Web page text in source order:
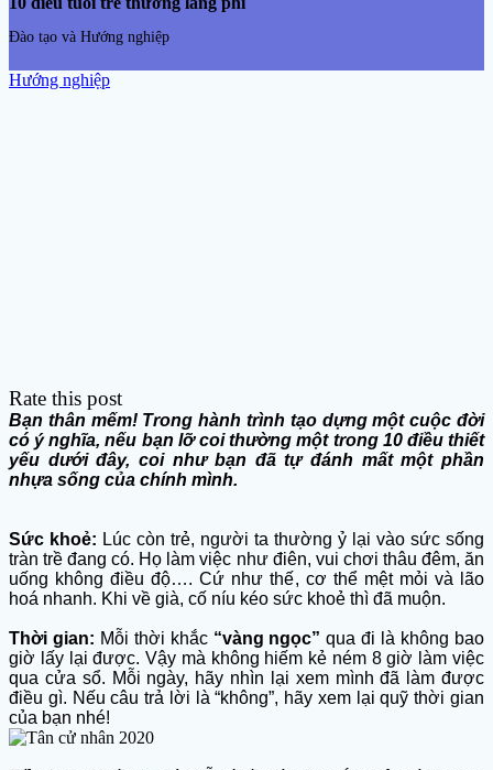
Đào tạo và Hướng nghiệp
Hướng nghiệp
Rate this post
Bạn thân mếm! Trong hành trình tạo dựng một cuộc đời
có ý nghĩa, nếu bạn lỡ coi thường một trong 10 điều thiết
yếu dưới đây, coi như bạn đã tự đánh mất một phần
nhựa sống của chính mình.
Sức khoẻ: Lúc còn trẻ, người ta thường ỷ lại vào sức sống
tràn trề đang có. Họ làm việc như điên, vui chơi thâu đêm, ăn
uống không điều độ…. Cứ như thế, cơ thể mệt mỏi và lão
hoá nhanh. Khi về già, cố níu kéo sức khoẻ thì đã muộn.
Thời gian: Mỗi thời khắc “vàng ngọc” qua đi là không bao
giờ lấy lại được. Vậy mà không hiếm kẻ ném 8 giờ làm việc
qua cửa sổ. Mỗi ngày, hãy nhìn lại xem mình đã làm được
điều gì. Nếu câu trả lời là “không”, hãy xem lại quỹ thời gian
của bạn nhé!